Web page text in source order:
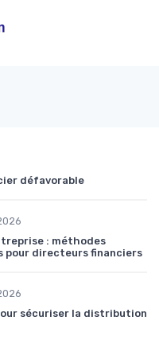
défavorable
: méthodes
pour directeurs financiers
sécuriser la distribution